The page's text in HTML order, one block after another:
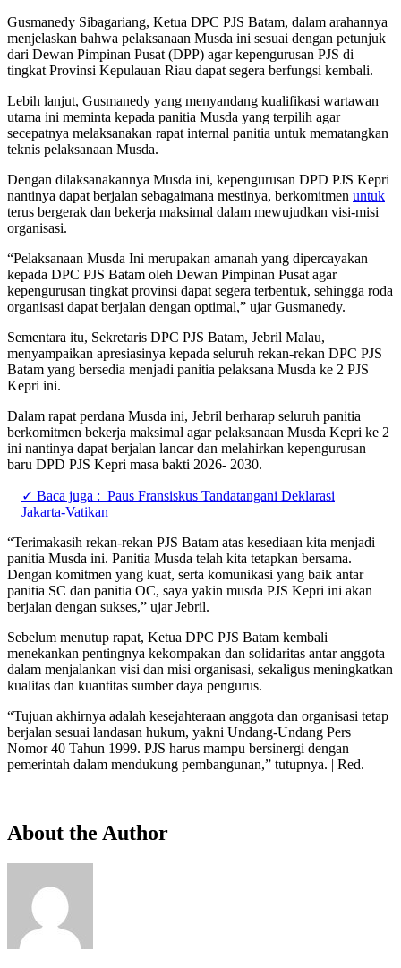
Gusmanedy Sibagariang, Ketua DPC PJS Batam, dalam arahannya
menjelaskan bahwa pelaksanaan Musda ini sesuai dengan petunjuk
dari Dewan Pimpinan Pusat (DPP) agar kepengurusan PJS di
tingkat Provinsi Kepulauan Riau dapat segera berfungsi kembali.
Lebih lanjut, Gusmanedy yang menyandang kualifikasi wartawan
utama ini meminta kepada panitia Musda yang terpilih agar
secepatnya melaksanakan rapat internal panitia untuk mematangkan
teknis pelaksanaan Musda.
Dengan dilaksanakannya Musda ini, kepengurusan DPD PJS Kepri
nantinya dapat berjalan sebagaimana mestinya, berkomitmen untuk
terus bergerak dan bekerja maksimal dalam mewujudkan visi-misi
organisasi.
“Pelaksanaan Musda Ini merupakan amanah yang dipercayakan
kepada DPC PJS Batam oleh Dewan Pimpinan Pusat agar
kepengurusan tingkat provinsi dapat segera terbentuk, sehingga roda
organisasi dapat berjalan dengan optimal,” ujar Gusmanedy.
Sementara itu, Sekretaris DPC PJS Batam, Jebril Malau,
menyampaikan apresiasinya kepada seluruh rekan-rekan DPC PJS
Batam yang bersedia menjadi panitia pelaksana Musda ke 2 PJS
Kepri ini.
Dalam rapat perdana Musda ini, Jebril berharap seluruh panitia
berkomitmen bekerja maksimal agar pelaksanaan Musda Kepri ke 2
ini nantinya dapat berjalan lancar dan melahirkan kepengurusan
baru DPD PJS Kepri masa bakti 2026- 2030.
✓ Baca juga : Paus Fransiskus Tandatangani Deklarasi
Jakarta-Vatikan
“Terimakasih rekan-rekan PJS Batam atas kesediaan kita menjadi
panitia Musda ini. Panitia Musda telah kita tetapkan bersama.
Dengan komitmen yang kuat, serta komunikasi yang baik antar
panitia SC dan panitia OC, saya yakin musda PJS Kepri ini akan
berjalan dengan sukses,” ujar Jebril.
Sebelum menutup rapat, Ketua DPC PJS Batam kembali
menekankan pentingnya kekompakan dan solidaritas antar anggota
dalam menjalankan visi dan misi organisasi, sekaligus meningkatkan
kualitas dan kuantitas sumber daya pengurus.
“Tujuan akhirnya adalah kesejahteraan anggota dan organisasi tetap
berjalan sesuai landasan hukum, yakni Undang-Undang Pers
Nomor 40 Tahun 1999. PJS harus mampu bersinergi dengan
pemerintah dalam mendukung pembangunan,” tutupnya. | Red.
About the Author